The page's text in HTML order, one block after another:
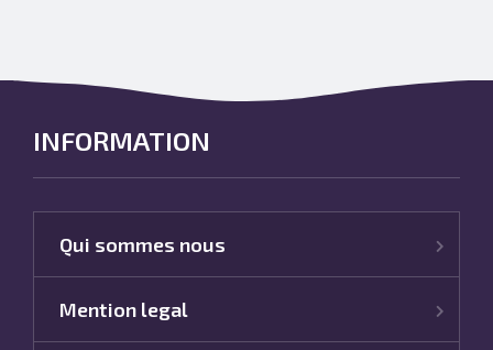
INFORMATION
Qui sommes nous
Mention legal